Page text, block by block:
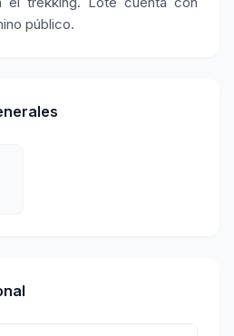
público.